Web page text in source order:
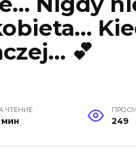
💕
ЧТЕНИЕ
мин 249